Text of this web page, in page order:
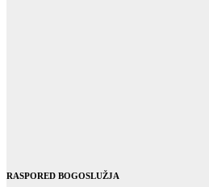
RASPORED BOGOSLUŽJA